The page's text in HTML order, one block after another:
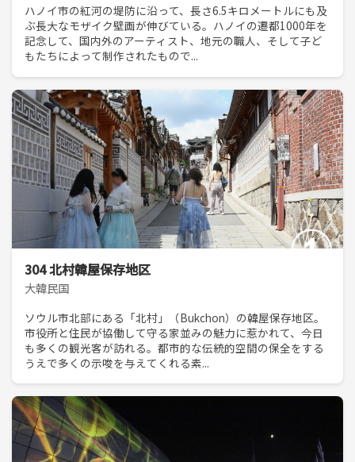
ハノイ市の紅河の堤防に沿って、長さ6.5キロメートルにも及
ぶ長大なモザイク壁画が伸びている。ハノイの遷都1000年を
記念して、国内外のアーティスト、地元の職人、そして子ど
もたちによって制作されたもので...
304 北村韓屋保存地区
大韓民国
ソウル市北部にある「北村」（Bukchon）の韓屋保存地区。
市役所と住民が協働して守る家並みの魅力に惹かれて、今日
も多くの観光客が訪れる。都市的な伝統的空間の保全をする
うえで多くの示唆を与えてくれる素...